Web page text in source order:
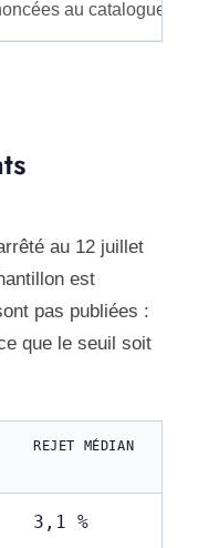
au catalogue.
au 12 juillet
est
pas publiées :
que le seuil soit
REJET MÉDIAN
3,1 %